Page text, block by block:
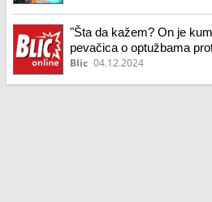
"Šta da kažem? On je
pevačica o optužbama
seksualne napade
Blic 04.12.2024